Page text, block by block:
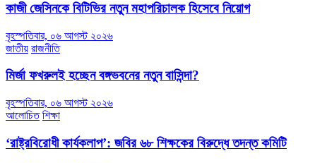
কাজী জেসিনকে বিটিভির নতুন মহাপরিচালক হিসেবে নিয়োগ
বৃহস্পতিবার, ০৬ আগস্ট ২০২৬
জাতীয় রাজনীতি
মির্জা ফখরুলই হচ্ছেন বঙ্গভবনের নতুন বাসিন্দা?
বৃহস্পতিবার, ০৬ আগস্ট ২০২৬
আলোচিত শিক্ষা
‘রাষ্ট্রবিরোধী কার্যকলাপ’: জবির ৬৮ শিক্ষকের বিরুদ্ধে তদন্ত কমিটি